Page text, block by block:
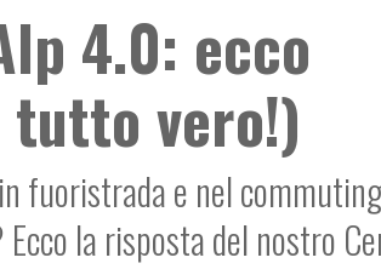
4.0: ecco
tutto vero!)
fuoristrada e nel commuting
la risposta del nostro